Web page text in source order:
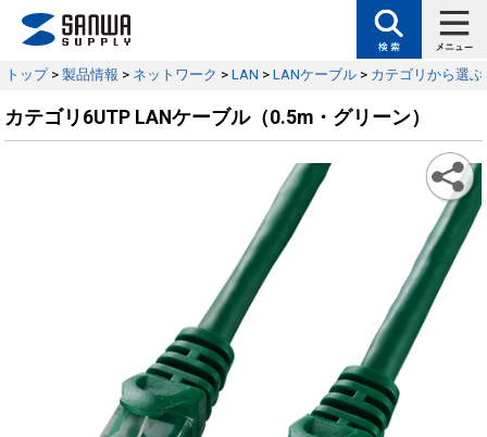
トップ> 製品情報 > ネットワーク > LAN > LANケーブル > カテゴリから選ぶ
カテゴリ6UTP LANケーブル（0.5m・グリーン）